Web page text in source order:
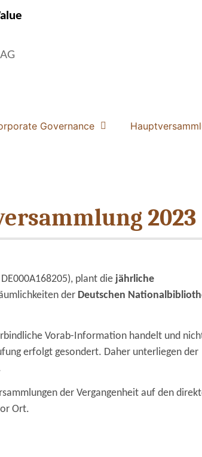
Governance
2023
plant die jährliche
der Deutschen
Vorab-Information handelt und
erfolgt gesondert. Daher unterliegen der
der Vergangenheit auf den
Ort.